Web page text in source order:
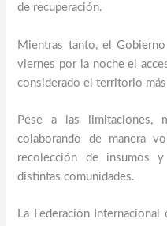
de recuperación.
Mientras tanto, el
viernes por la noche el
considerado el territorio
Pese a las limitaciones,
colaborando de manera
recolección de insumos
distintas comunidades.
La Federación